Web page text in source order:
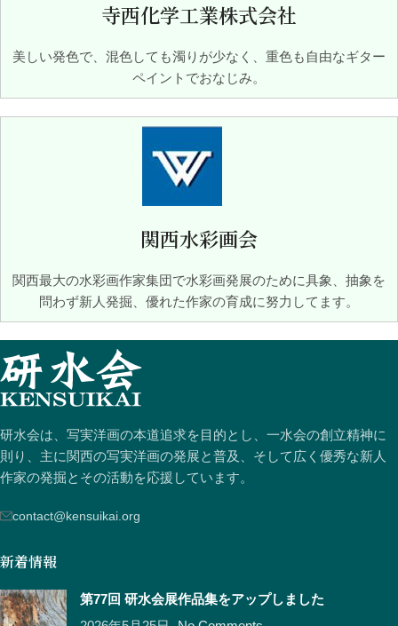
寺西化学工業株式会社
美しい発色で、混色しても濁りが少なく、重色も自由なギター
ペイントでおなじみ。
関西水彩画会
関西最大の水彩画作家集団で水彩画発展のために具象、抽象を
問わず新人発掘、優れた作家の育成に努力してます。
研水会は、写実洋画の本道追求を目的とし、一水会の創立精神に
則り、主に関西の写実洋画の発展と普及、そして広く優秀な新人
作家の発掘とその活動を応援しています。
contact@kensuikai.org
新着情報
第77回 研水会展作品集をアップしました